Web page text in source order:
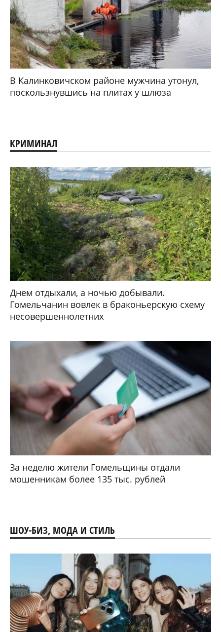
В Калинковичском районе мужчина утонул,
поскользнувшись на плитах у шлюза
КРИМИНАЛ
Днем отдыхали, а ночью добывали.
Гомельчанин вовлек в браконьерскую схему
несовершеннолетних
За неделю жители Гомельщины отдали
мошенникам более 135 тыс. рублей
ШОУ-БИЗ, МОДА И СТИЛЬ